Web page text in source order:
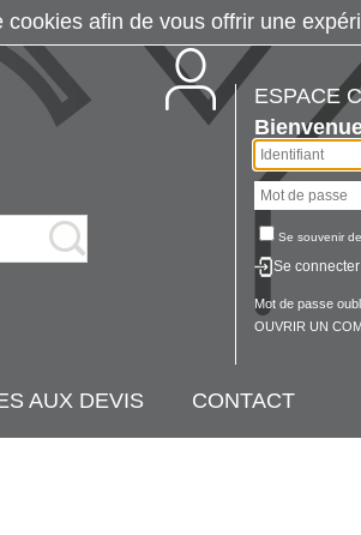
ESPACE
Se souvenir
Se connecter
Mot de passe
OUVRIR UN
AUX DEVIS CONTACT
cookies afin de vous offrir une